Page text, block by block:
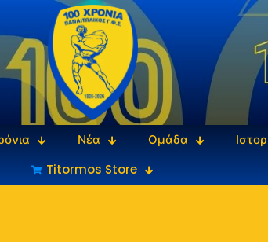
Νέα Ομάδα
Titormos Store